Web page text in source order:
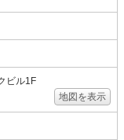
ビル1F
地図を表示